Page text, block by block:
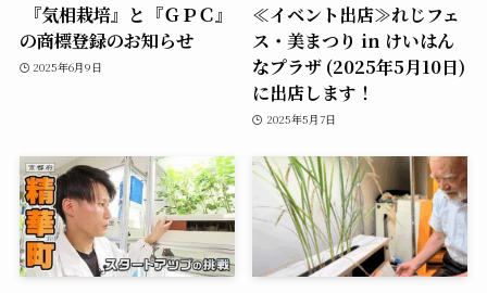
『気相栽培』と『ＧＰＣ』
の商標登録のお知らせ
2025年6月9日
≪イベント出店≫れじフェ
ス・美まつり in けいはん
なプラザ (2025年5月10日)
に出店します！
2025年5月7日